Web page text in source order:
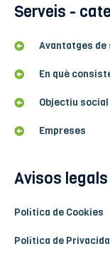
Serveis -
Avantatges de
En què
Objectiu social
Empreses
Avisos legals
Política de Cookies
Política de